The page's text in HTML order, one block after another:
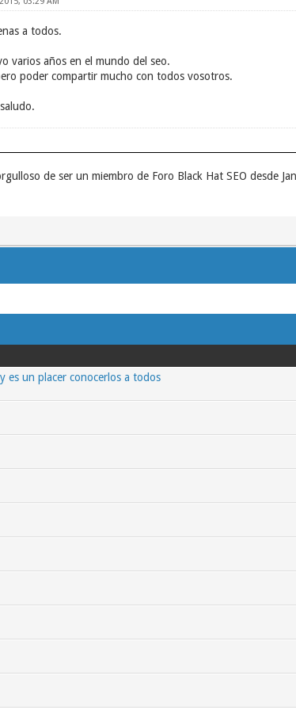
a todos.
varios años en el mundo del seo.
poder compartir mucho con todos vosotros.
de ser un miembro de Foro Black Hat SEO desde
es un placer conocerlos a todos